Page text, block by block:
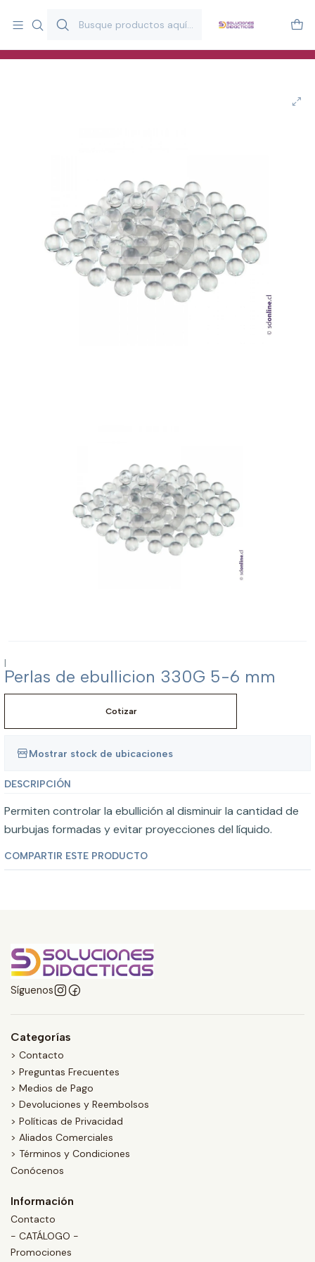
y estimulación infantil en Chile.
Especialistas en recursos educativos para aulas, terapeutas y
|
Perlas de ebullicion 330G 5-6 mm
Cotizar
Mostrar stock de ubicaciones
DESCRIPCIÓN
Permiten controlar la ebullición al disminuir la cantidad de
burbujas formadas y evitar proyecciones del líquido.
COMPARTIR ESTE PRODUCTO
Síguenos
Categorías
> Contacto
> Preguntas Frecuentes
> Medios de Pago
> Devoluciones y Reembolsos
> Políticas de Privacidad
> Aliados Comerciales
> Términos y Condiciones
Conócenos
Información
Contacto
- CATÁLOGO -
Promociones